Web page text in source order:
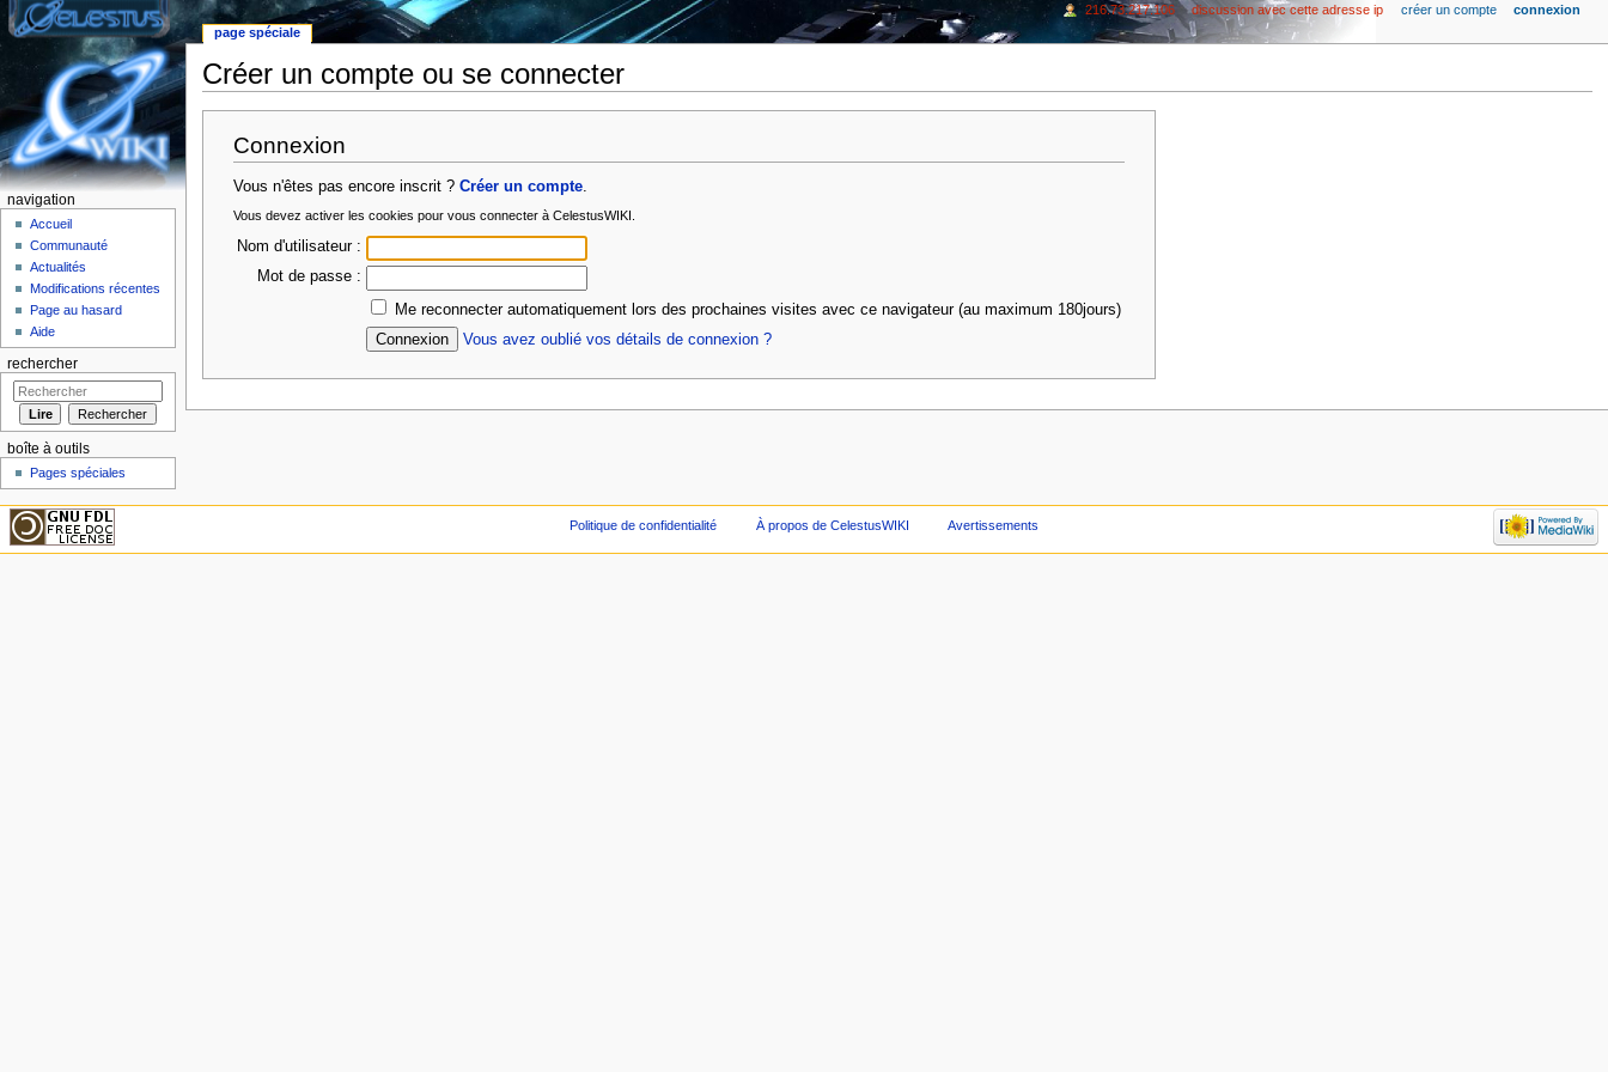
Créer un compte ou se connecter
Connexion
Vous n'êtes pas encore inscrit ?Créer un compte.
Vous devez activer les cookies pour vous connecter à CelestusWIKI.
Nom d'utilisateur :
Mot de passe :
Me reconnecter automatiquement lors des prochaines visites avec ce navigateur (au maximum 180jours)
Vous avez oublié vos détails de connexion ?
page spéciale
216.73.217.106 discussion avec cette adresse ip créer un compte connexion
navigation
Accueil
Communauté
Actualités
Modifications récentes
Page au hasard
Aide
rechercher
boîte à outils
Pages spéciales
Politique de confidentialité À propos de CelestusWIKI Avertissements